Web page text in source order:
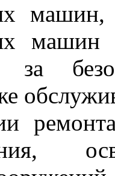
машин,
за